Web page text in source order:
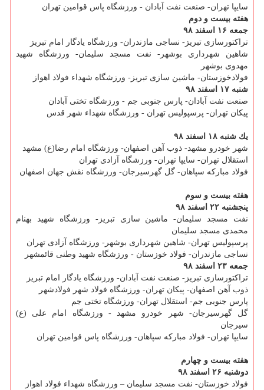
سایپا تهران- صنعت نفت آبادان - ورزشگاه پاس قوامین تهران
هفته بیست و دوم
جمعه ۱۶ اسفند ۹۸
تراكتورسازی تبریز- نساجی مازندران- ورزشگاه یادگار امام تبریز
شاهین شهرداری بوشهر- نفت مسجد سلیمان- ورزشگاه شهید
مهدوی بوشهر
فولادخوزستان- ماشین سازی تبریز- ورزشگاه شهداء فولاد اهواز
شنبه ۱۷ اسفند ۹۸
صنعت نفت آبادان- پارس جنوبی جم - ورزشگاه تختی آبادان
پیكان تهران- پرسپولیس تهران - ورزشگاه شهداء شهر قدس
یك شنبه ۱۸ اسفند ۹۸
شهر خودرو مشهد- ذوب آهن اصفهان- ورزشگاه امام رضا(ع) مشهد
استقلال تهران- سایپا تهران- ورزشگاه آزادی تهران
فولاد مباركه سپاهان- گل گهرسیرجان- ورزشگاه نقش جهان اصفهان
هفته بیست و سوم
پنجشنبه ۲۲ اسفند ۹۸
نفت مسجد سلیمان- ماشین سازی تبریز- ورزشگاه شهید بهنام
محمدی مسجد سلیمان
پرسپولیس تهران- شاهین شهرداری بوشهر- ورزشگاه آزادی تهران
نساجی مازندران- فولاد خوزستان - ورزشگاه شهید وطنی قائمشهر
جمعه ۲۳ اسفند ۹۸
تراكتورسازی تبریز- صنعت نفت آبادان- ورزشگاه یادگار امام تبریز
ذوب آهن اصفهان- پیكان تهران- ورزشگاه فولاد شهر فولادشهر
پارس جنوبی جم- استقلال تهران- ورزشگاه تختی جم
گل گهرسیرجان- شهر خودرو مشهد - ورزشگاه امام علی (ع)
سیرجان
سایپا تهران- فولاد مباركه سپاهان- ورزشگاه پاس قوامین تهران
هفته بیست و چهارم
دوشنبه ۲۶ اسفند ۹۸
فولاد خوزستان- نفت مسجد سلیمان – ورزشگاه شهداء فولاد اهواز